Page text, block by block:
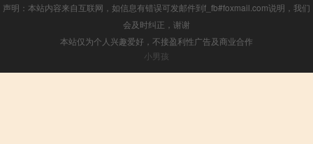
声明：本站内容来自互联网，如信息有错误可发邮件到f_fb#foxmail.com说明，我们
会及时纠正，谢谢
本站仅为个人兴趣爱好，不接盈利性广告及商业合作
小男孩